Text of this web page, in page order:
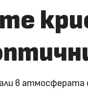
в атмосферата